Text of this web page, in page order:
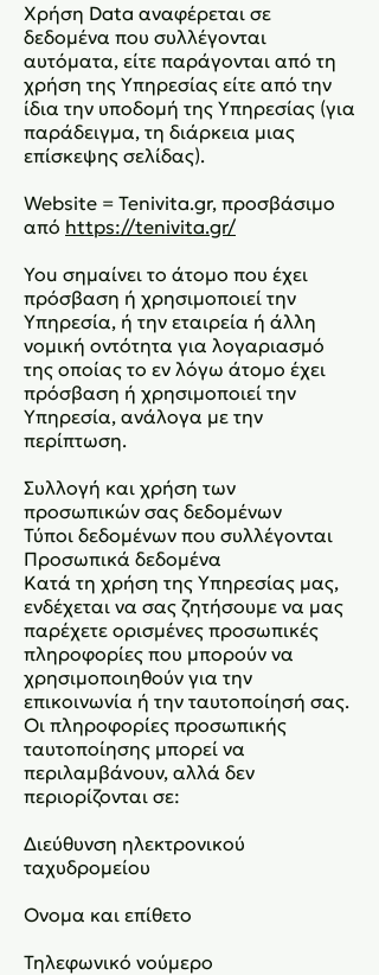
Χρήση Data αναφέρεται σε
δεδομένα που συλλέγονται
αυτόματα, είτε παράγονται από τη
χρήση της Υπηρεσίας είτε από την
ίδια την υποδομή της Υπηρεσίας (για
παράδειγμα, τη διάρκεια μιας
επίσκεψης σελίδας).
Website = Tenivita.gr, προσβάσιμο
από https://tenivita.gr/
You σημαίνει το άτομο που έχει
πρόσβαση ή χρησιμοποιεί την
Υπηρεσία, ή την εταιρεία ή άλλη
νομική οντότητα για λογαριασμό
της οποίας το εν λόγω άτομο έχει
πρόσβαση ή χρησιμοποιεί την
Υπηρεσία, ανάλογα με την
περίπτωση.
Συλλογή και χρήση των
προσωπικών σας δεδομένων
Τύποι δεδομένων που συλλέγονται
Προσωπικά δεδομένα
Κατά τη χρήση της Υπηρεσίας μας,
ενδέχεται να σας ζητήσουμε να μας
παρέχετε ορισμένες προσωπικές
πληροφορίες που μπορούν να
χρησιμοποιηθούν για την
επικοινωνία ή την ταυτοποίησή σας.
Οι πληροφορίες προσωπικής
ταυτοποίησης μπορεί να
περιλαμβάνουν, αλλά δεν
περιορίζονται σε:
Διεύθυνση ηλεκτρονικού
ταχυδρομείου
Ονομα και επίθετο
Τηλεφωνικό νούμερο